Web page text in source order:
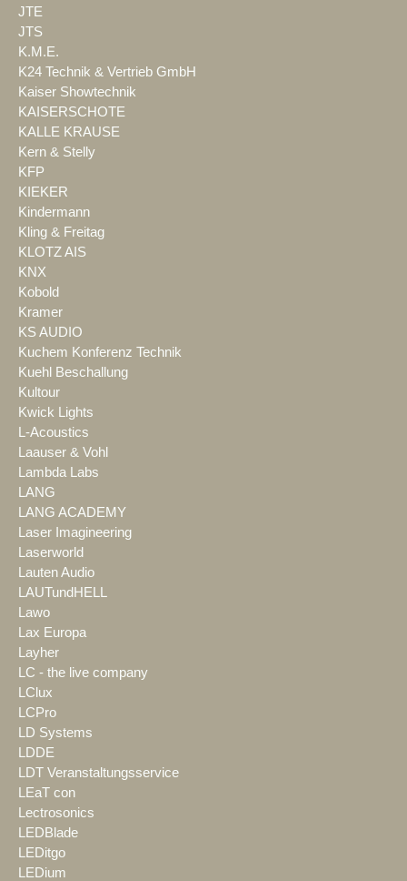
JTE
JTS
K.M.E.
K24 Technik & Vertrieb GmbH
Kaiser Showtechnik
KAISERSCHOTE
KALLE KRAUSE
Kern & Stelly
KFP
KIEKER
Kindermann
Kling & Freitag
KLOTZ AIS
KNX
Kobold
Kramer
KS AUDIO
Kuchem Konferenz Technik
Kuehl Beschallung
Kultour
Kwick Lights
L-Acoustics
Laauser & Vohl
Lambda Labs
LANG
LANG ACADEMY
Laser Imagineering
Laserworld
Lauten Audio
LAUTundHELL
Lawo
Lax Europa
Layher
LC - the live company
LClux
LCPro
LD Systems
LDDE
LDT Veranstaltungsservice
LEaT con
Lectrosonics
LEDBlade
LEDitgo
LEDium